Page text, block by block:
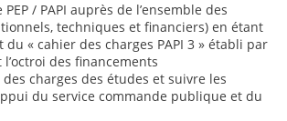
/ PAPI auprès de l’ensemble des
techniques et financiers) en étant
« cahier des charges PAPI 3 » établi par
des financements
charges des études et suivre les
du service commande publique et du